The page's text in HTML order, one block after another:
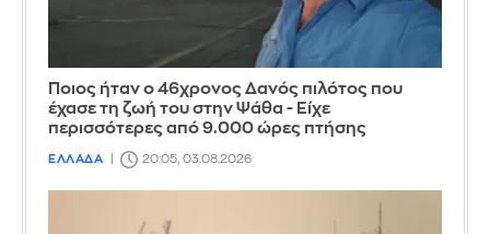
Ποιος ήταν ο 46χρονος Δανός πιλότος που
έχασε τη ζωή του στην Ψάθα - Είχε
περισσότερες από 9.000 ώρες πτήσης
ΕΛΛΑΔΑ 20:05, 03.08.2026